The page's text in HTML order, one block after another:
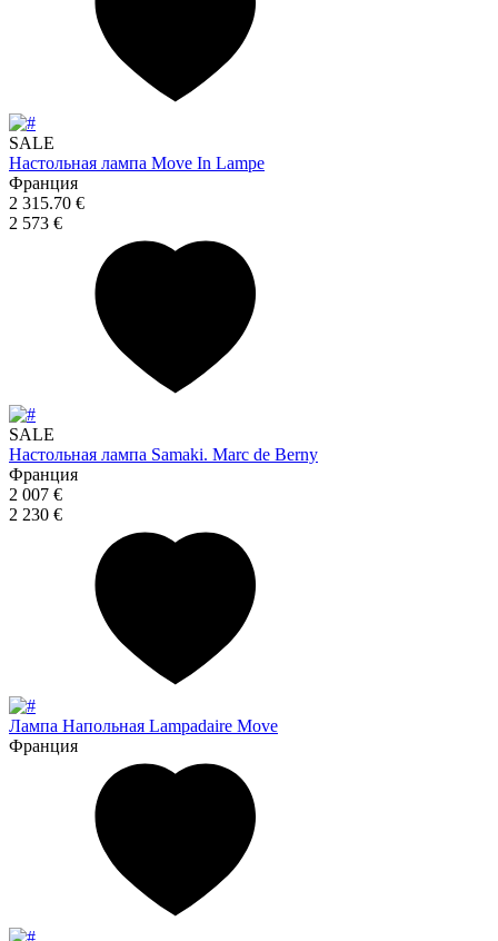
SALE
Настольная лампа Move In Lampe
Франция
2 315.70 €
2 573 €
SALE
Настольная лампа Samaki. Marc de Berny
Франция
2 007 €
2 230 €
Лампа Напольная Lampadaire Move
Франция